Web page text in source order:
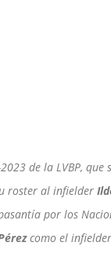
de la LVBP,
roster al infielder
por los
como el infielder